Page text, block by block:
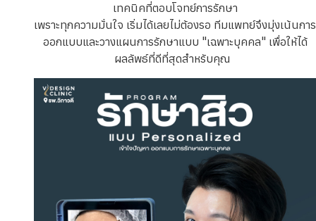
เทคนิคที่ตอบโจทย์การรักษา
เพราะทุกความมั่นใจ เริ่มได้เลยไม่ต้องรอ ทีมแพทย์จึงมุ่งเน้นการ
ออกแบบและวางแผนการรักษาแบบ "เฉพาะบุคคล" เพื่อให้ได้
ผลลัพธ์ที่ดีที่สุดสำหรับคุณ